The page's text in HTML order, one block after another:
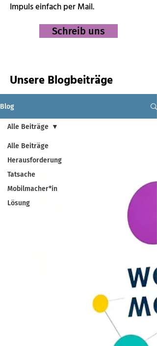
Impuls einfach per Mail.
Schreib uns
Unsere Blogbeiträge
Blog
Alle Beiträge
Herausforderung
Tatsache
Mobilmacher*in
Lösung
Alle Beiträge